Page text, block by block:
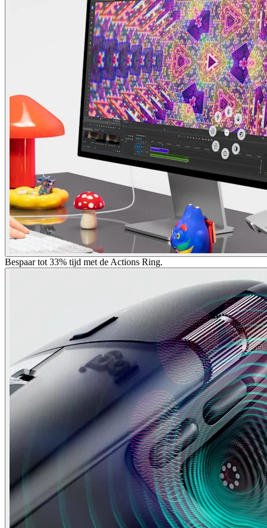
Bespaar tot 33% tijd met de Actions Ring.